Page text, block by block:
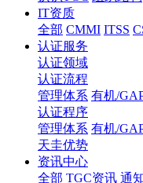
IT资质
全部 CMMI ITSS
认证服务
认证领域
认证流程
管理体系 有机/
认证程序
管理体系 有机/
天圭优势
资讯中心
全部 TGC资讯 通